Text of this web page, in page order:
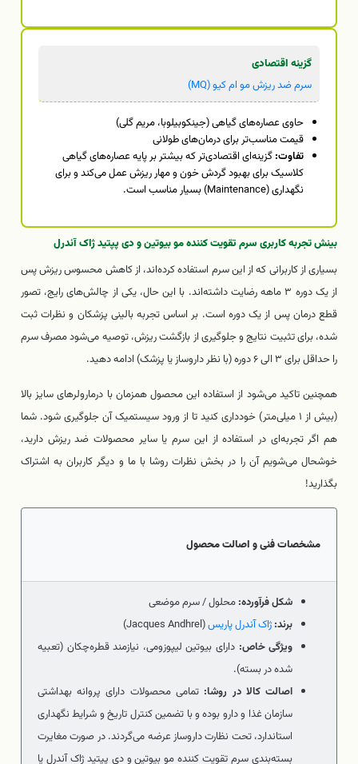
گزینه اقتصادی
سرم ضد ریزش مو ام کیو (MQ)
حاوی عصاره‌های گیاهی (جینکوبیلوبا، مریم گلی)
قیمت مناسب‌تر برای درمان‌های طولانی
تفاوت:گزینه‌ای اقتصادی‌تر که بیشتر بر پایه عصاره‌های گیاهی
کلاسیک برای بهبود گردش خون و مهار ریزش عمل می‌کند و برای
نگهداری (Maintenance) بسیار مناسب است.
بینش تجربه کاربری سرم تقویت کننده مو بیوتین و دی پپتید ژاک آندرل
بسیاری از کاربرانی که از این سرم استفاده کرده‌اند، از کاهش محسوس ریزش پس
از یک دوره ۳ ماهه رضایت داشته‌اند. با این حال، یکی از چالش‌های رایج، تصور
قطع درمان پس از یک دوره است. بر اساس تجربه بالینی پزشکان و نظرات ثبت
شده، برای تثبیت نتایج و جلوگیری از بازگشت ریزش، توصیه می‌شود مصرف سرم
را حداقل برای ۳ الی ۶ دوره (با نظر داروساز یا پزشک) ادامه دهید.
همچنین تاکید می‌شود از استفاده این محصول همزمان با درمارولرهای سایز بالا
(بیش از ۱ میلی‌متر) خودداری کنید تا از ورود سیستمیک آن جلوگیری شود. شما
هم اگر تجربه‌ای در استفاده از این سرم یا سایر محصولات ضد ریزش دارید،
خوشحال می‌شویم آن را در بخش نظرات روشا با ما و دیگر کاربران به اشتراک
بگذارید!
مشخصات فنی و اصالت محصول
شکل فرآورده:محلول / سرم موضعی
برند:ژاک آندرل پاریس(Jacques Andhrel)
ویژگی خاص: دارای بیوتین لیپوزومی، نیازمند قطره‌چکان (تعبیه
شده در بسته).
اصالت کالا در روشا: تمامی محصولات دارای پروانه بهداشتی
سازمان غذا و دارو بوده و با تضمین کنترل تاریخ و شرایط نگهداری
استاندارد، تحت نظارت داروساز عرضه می‌گردند. در صورت مغایرت
بسته‌بندی سرم تقویت کننده مو بیوتین و دی پپتید ژاک آندرل یا